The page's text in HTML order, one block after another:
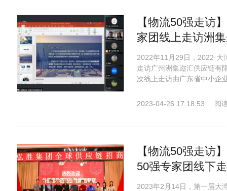
【物流50强走访
家团线上走访洲
2022年11月29日，2022·
走访广州洲集迩汇供应链有
次线上走访由广东省中小企
2023-04-26 17:18:53 阅
【物流50强走访
50强专家团线下
2023年2月14日，第一届大